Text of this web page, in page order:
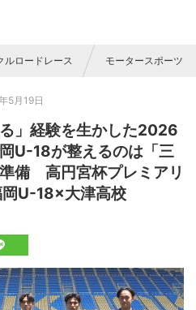
ルロードレース モータースポーツ
5月19日
」経験を生かした2026
U-18が整えるのは「三
備 高円宮杯プレミアリ
U-18×大津高校